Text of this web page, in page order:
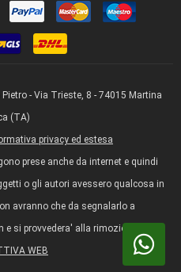
- Via Trieste, 8 - 74015 Martina
(TA)
privacy ed estesa
prese anche da internet e quindi
o gli autori avessero qualcosa in
avranno che da segnalarlo a
si provvedera' alla rimozione.
WEB